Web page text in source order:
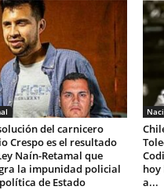
del carnicero
Crespo es el resultado
Naín-Retamal que
la impunidad policial
de Estado
hoy
a...